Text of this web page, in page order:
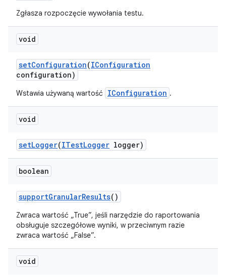
Zgłasza rozpoczęcie wywołania testu.
void
setConfiguration(IConfiguration
configuration)
Wstawia używaną wartość IConfiguration .
void
setLogger(ITestLogger logger)
boolean
supportGranularResults()
Zwraca wartość „True”, jeśli narzędzie do raportowania
obsługuje szczegółowe wyniki, w przeciwnym razie
zwraca wartość „False”.
void